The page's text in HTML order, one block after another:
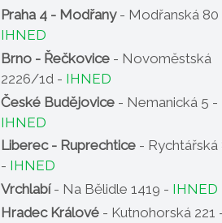
Praha 4 - Modřany- Modřanská 80
IHNED
Brno - Řečkovice - Novoměstská
2226/1d - IHNED
České Budějovice - Nemanická 5 -
IHNED
Liberec - Ruprechtice - Rychtářská
- IHNED
Vrchlabí- Na Bělidle 1419 - IHNED
Hradec Králové - Kutnohorská 221